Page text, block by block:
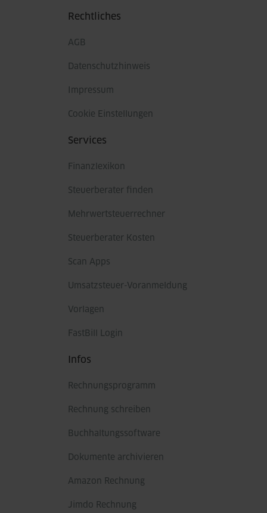
Rechtliches
AGB
Datenschutzhinweis
Impressum
Cookie Einstellungen
Services
Finanzlexikon
Steuerberater finden
Mehrwertsteuerrechner
Steuerberater Kosten
Scan Apps
Umsatzsteuer-Voranmeldung
Vorlagen
FastBill Login
Infos
Rechnungsprogramm
Rechnung schreiben
Buchhaltungssoftware
Dokumente archivieren
Amazon Rechnung
Jimdo Rechnung